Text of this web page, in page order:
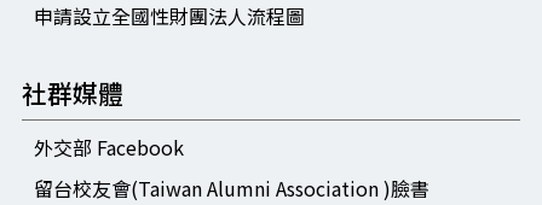
申請設立全國性財團法人流程圖
社群媒體
外交部 Facebook
留台校友會(Taiwan Alumni Association )臉書